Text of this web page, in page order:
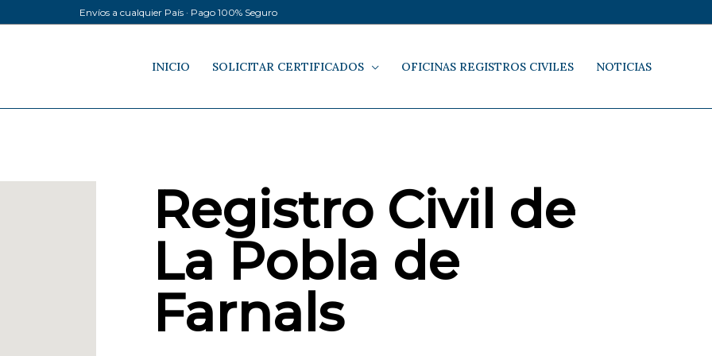
Envíos a cualquier País · Pago 100% Seguro
INICIO SOLICITAR CERTIFICADOS OFICINAS REGISTROS CIVILES NOTICIAS
Registro Civil de
La Pobla de
Farnals